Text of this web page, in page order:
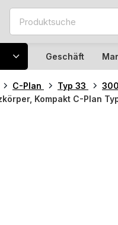
Geschäft
C-Plan Typ 33
Kompakt C-Plan